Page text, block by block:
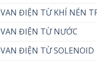
VAN ĐIỆN TỪ KHÍ NÉN
VAN ĐIỆN TỪ NƯỚC
VAN ĐIỆN TỪ SOLENOID